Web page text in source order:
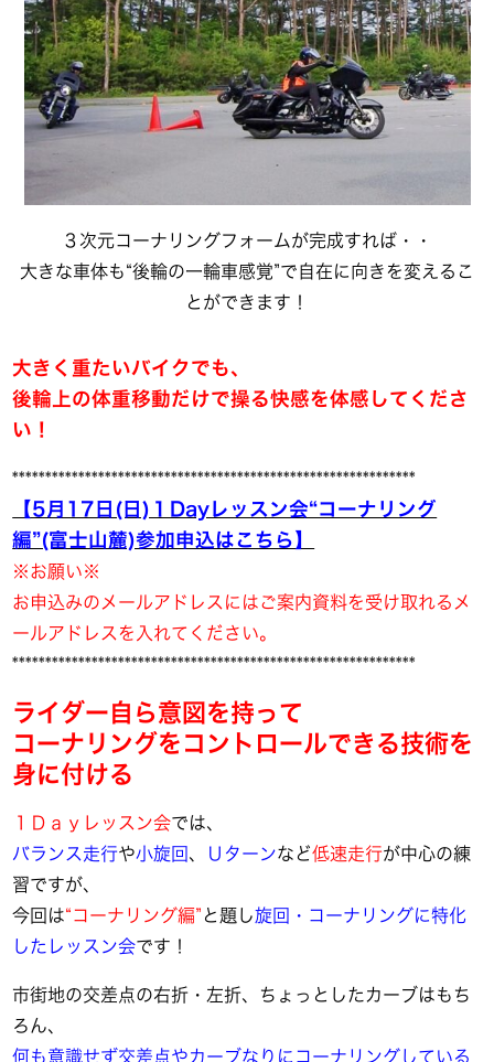
３次元コーナリングフォームが完成すれば・・
大きな車体も“後輪の一輪車感覚”で自在に向きを変えるこ
とができます！
大きく重たいバイクでも、
後輪上の体重移動だけで操る快感を体感してくださ
い！
*************************************************************
【5月17日(日)１Dayレッスン会“コーナリング
編”(富士山麓)参加申込はこちら】
※お願い※
お申込みのメールアドレスにはご案内資料を受け取れるメ
ールアドレスを入れてください。
*************************************************************
ライダー自ら意図を持って
コーナリングをコントロールできる技術を
身に付ける
１Ｄａｙレッスン会では、
バランス走行や小旋回 、 Ｕターンなど低速走行が中心の練
習ですが、
今回は“コーナリング編” と題し旋回・コーナリングに特化
したレッスン会です！
市街地の交差点の右折・左折、ちょっとしたカーブはもち
ろん、
何も意識せず交差点やカーブなりにコーナリングしている